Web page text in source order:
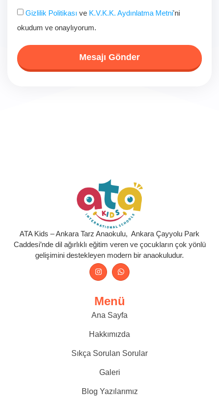
Gizlilik Politikası ve K.V.K.K. Aydınlatma Metni'ni
okudum ve onaylıyorum.
Mesajı Gönder
ATA Kids – Ankara Tarz Anaokulu, Ankara Çayyolu Park
Caddesi’nde dil ağırlıklı eğitim veren ve çocukların çok yönlü
gelişimini destekleyen modern bir anaokuludur.
Menü
Ana Sayfa
Hakkımızda
Sıkça Sorulan Sorular
Galeri
Blog Yazılarımız